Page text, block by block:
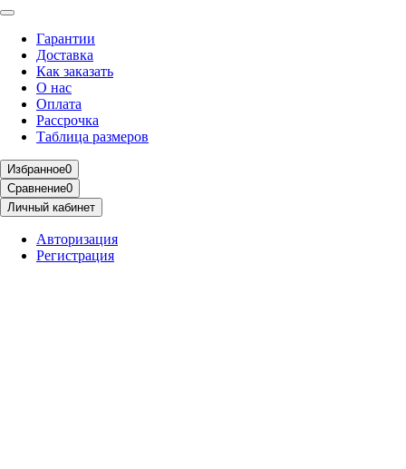
Гарантии
Доставка
Как заказать
О нас
Оплата
Рассрочка
Таблица размеров
Избранное0
Сравнение0
Личный кабинет
Авторизация
Регистрация